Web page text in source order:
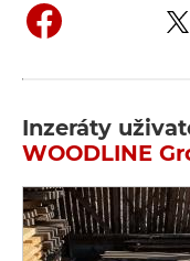
Inzeráty
WOODLINE